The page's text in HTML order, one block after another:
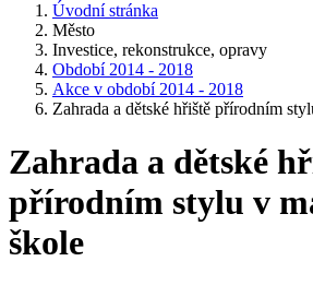
Úvodní stránka
Město
Investice, rekonstrukce, opravy
Období 2014 - 2018
Akce v období 2014 - 2018
Zahrada a dětské hřiště přírodním
Zahrada a dětské
přírodním stylu v
škole